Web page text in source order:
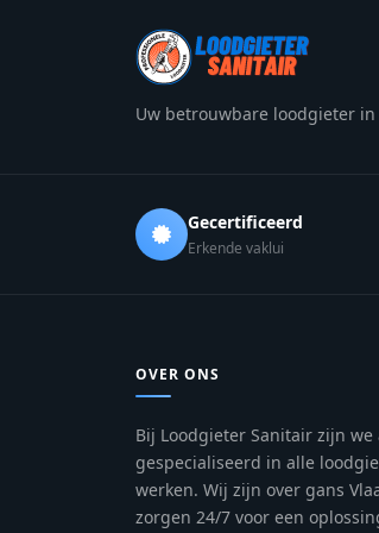
Uw betrouwbare loodgieter
Gecertificeerd
Erkende vaklui
OVER ONS
Bij Loodgieter Sanitair zijn we
gespecialiseerd in alle
werken. Wij zijn over gans
zorgen 24/7 voor een